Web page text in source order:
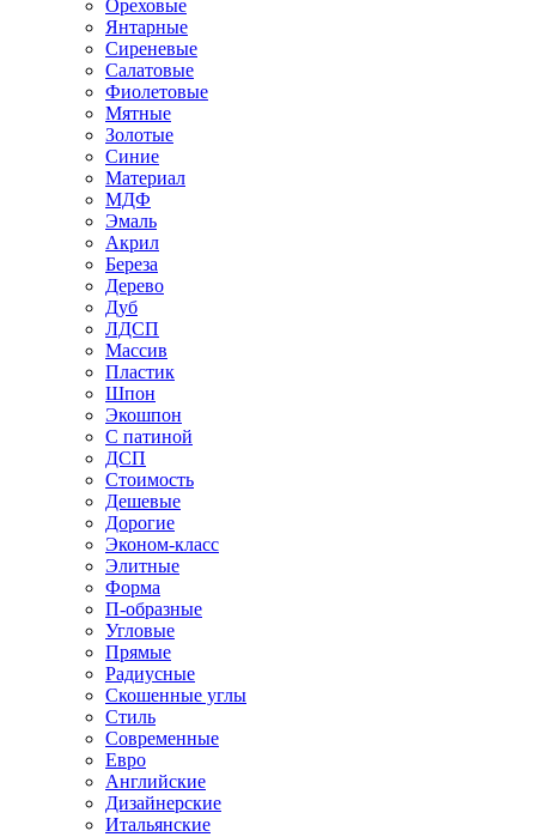
Ореховые
Янтарные
Сиреневые
Салатовые
Фиолетовые
Мятные
Золотые
Синие
Материал
МДФ
Эмаль
Акрил
Береза
Дерево
Дуб
ЛДСП
Массив
Пластик
Шпон
Экошпон
С патиной
ДСП
Стоимость
Дешевые
Дорогие
Эконом-класс
Элитные
Форма
П-образные
Угловые
Прямые
Радиусные
Скошенные углы
Стиль
Современные
Евро
Английские
Дизайнерские
Итальянские